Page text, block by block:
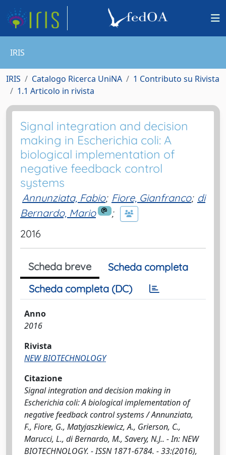
IRIS
IRIS Catalogo Ricerca UniNA
1 Contributo su Rivista
1.1 Articolo in rivista
Signal integration and decision
making in Escherichia coli: A
biological implementation of
negative feedback control
systems
Annunziata, Fabio; Fiore, Gianfranco; di
Bernardo, Mario
;
2016
Scheda breve
Scheda completa
Scheda completa (DC)
Anno
2016
Rivista
NEW BIOTECHNOLOGY
Citazione
Signal integration and decision making in
Escherichia coli: A biological implementation of
negative feedback control systems / Annunziata,
F., Fiore, G., Matyjaszkiewicz, A., Grierson, C.,
Marucci, L., di Bernardo, M., Savery, N.J.. - In: NEW
BIOTECHNOLOGY. - ISSN 1871-6784. - 33:(2016),